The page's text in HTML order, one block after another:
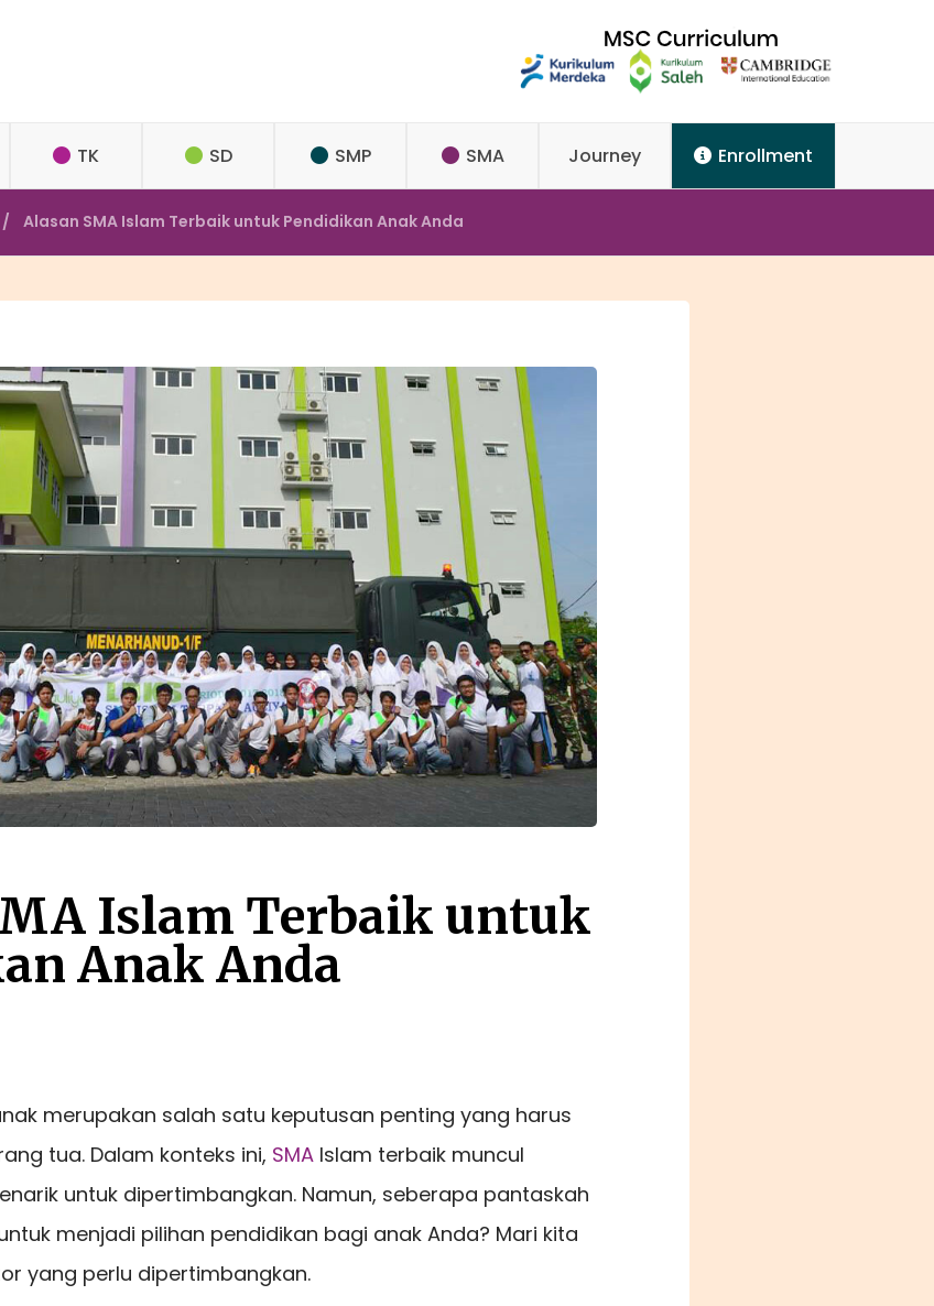
TK SD SMP SMA Journey Enrollment
Alasan SMA Islam Terbaik untuk Pendidikan Anak Anda
Islam Terbaik untuk
Anak Anda
merupakan salah satu keputusan penting yang harus
tua. Dalam konteks ini, SMA Islam terbaik muncul
untuk dipertimbangkan. Namun, seberapa pantaskah
menjadi pilihan pendidikan bagi anak Anda? Mari kita
yang perlu dipertimbangkan.